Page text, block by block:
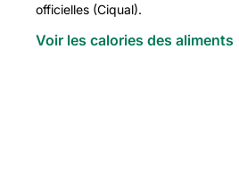
officielles (Ciqual).
Voir les calories des aliments